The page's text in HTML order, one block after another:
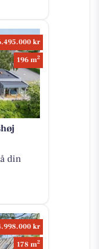
kr
196 m2
din
kr
178 m2